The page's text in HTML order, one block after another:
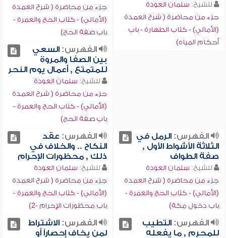
للشيخ: سلمان العودة
جزء من محاضرة ( شرح العمدة
(الأمالي) - كتاب الطهارة - باب
أحكام المياه)
جزء من محاضرة ( شرح العمدة
(الأمالي) - كتاب الحج والعمرة -
باب صفة الحج)
الفهرس:السعي
بين الصفا والمروة
للمتمتع , أعمال يوم النحر
للشيخ: سلمان العودة
جزء من محاضرة ( شرح العمدة
(الأمالي) - كتاب الحج والعمرة -
باب صفة الحج)
الفهرس:الرمل في
الثلاثة الأشواط الأول ,
صفة الطواف
للشيخ: سلمان العودة
جزء من محاضرة ( شرح العمدة
(الأمالي) - كتاب الحج والعمرة -
باب دخول مكة)
الفهرس: عقد
النكاح .. والخلاف في
ذلك , محظورات الإحرام
للشيخ: سلمان العودة
جزء من محاضرة ( شرح العمدة
(الأمالي) - كتاب الحج والعمرة -
باب محظورات الإحرام -2)
الفهرس:التطيب
للمحرم , ما يفعله
الفهرس:الاشتراط
لمن يخاف إحصاراً أو